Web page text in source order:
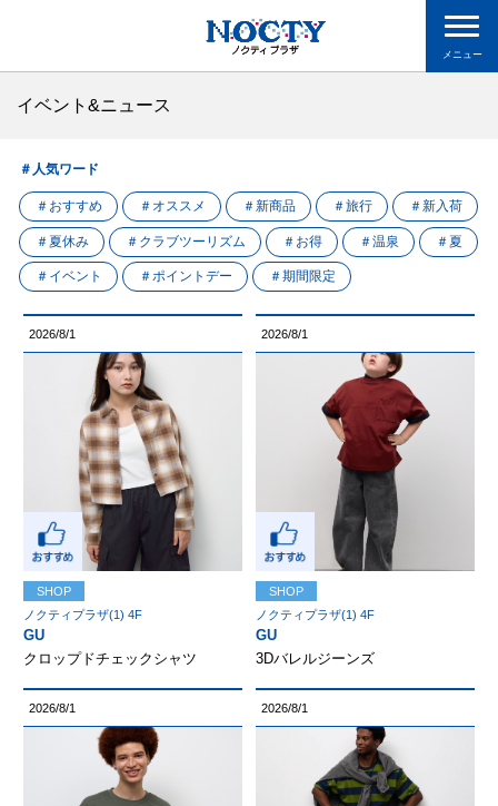
メニュー
イベント&ニュース
＃人気ワード
＃おすすめ ＃オススメ ＃新商品 ＃旅行 ＃新入荷
＃夏休み ＃クラブツーリズム ＃お得 ＃温泉 ＃夏
＃イベント ＃ポイントデー ＃期間限定
2026/8/1
SHOP
ノクティプラザ(1) 4F
GU
クロップドチェックシャツ
2026/8/1
SHOP
ノクティプラザ(1) 4F
GU
3Dバレルジーンズ
2026/8/1 2026/8/1